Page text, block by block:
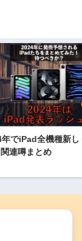
でiPad全機種新し
連噂まとめ